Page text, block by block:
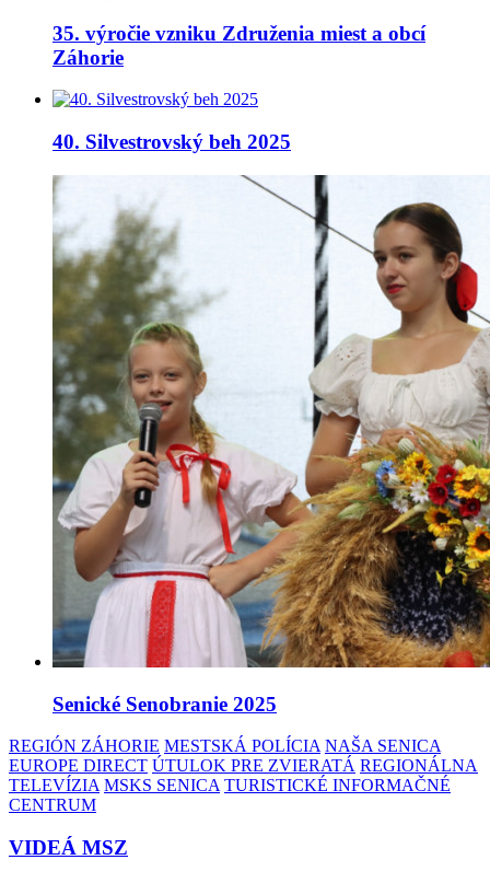
35. výročie vzniku Združenia miest a obcí
Záhorie
40. Silvestrovský beh 2025
Senické Senobranie 2025
REGIÓN ZÁHORIE MESTSKÁ POLÍCIA NAŠA SENICA
EUROPE DIRECT ÚTULOK PRE ZVIERATÁ REGIONÁLNA
TELEVÍZIA MSKS SENICA TURISTICKÉ INFORMAČNÉ
CENTRUM
VIDEÁ MSZ